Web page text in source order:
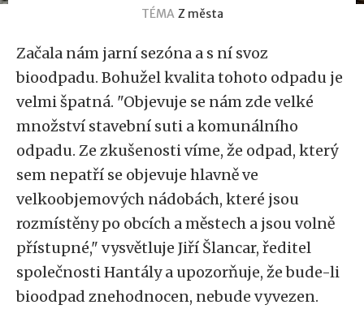
TÉMA Z města
Začala nám jarní sezóna a s ní svoz
bioodpadu. Bohužel kvalita tohoto odpadu je
velmi špatná. "Objevuje se nám zde velké
množství stavební suti a komunálního
odpadu. Ze zkušenosti víme, že odpad, který
sem nepatří se objevuje hlavně ve
velkoobjemových nádobách, které jsou
rozmístěny po obcích a městech a jsou volně
přístupné," vysvětluje Jiří Šlancar, ředitel
společnosti Hantály a upozorňuje, že bude-li
bioodpad znehodnocen, nebude vyvezen.